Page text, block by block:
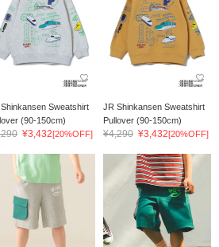
Sweatshirt
(90-150cm)
¥3,432[20%OFF]
JR Shinkansen Sweatshirt
Pullover (90-150cm)
¥4,290 ¥3,432[20%OFF]